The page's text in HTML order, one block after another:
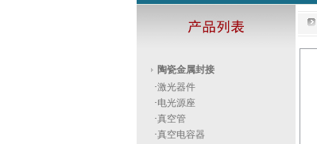
陶瓷金属封接
·激光器件
·电光源座
·真空管
·真空电容器